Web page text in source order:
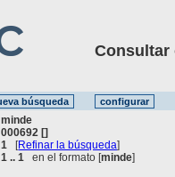
Consultar
minde
000692 []
1 [Refinar la búsqueda]
1 .. 1 en el formato [minde]